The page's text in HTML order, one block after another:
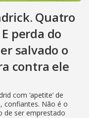
Quatro
perda do
salvado o
contra ele
com ‘apetite’ de
confiantes. Não é o
de ser emprestado